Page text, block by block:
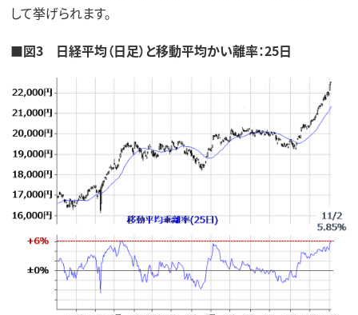
して挙げられます。
■図3 日経平均（日足）と移動平均かい離率：25日